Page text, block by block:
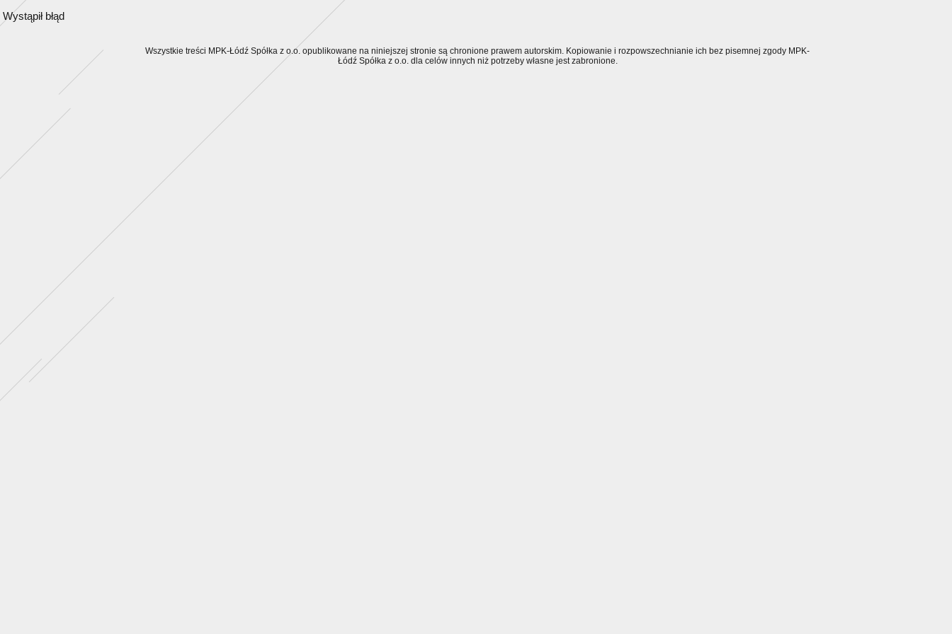
Wystąpił błąd
Wszystkie treści MPK-Łódź Spółka z o.o. opublikowane na niniejszej stronie są chronione prawem autorskim. Kopiowanie i rozpowszechnianie ich bez pisemnej zgody MPK-
Łódź Spółka z o.o. dla celów innych niż potrzeby własne jest zabronione.